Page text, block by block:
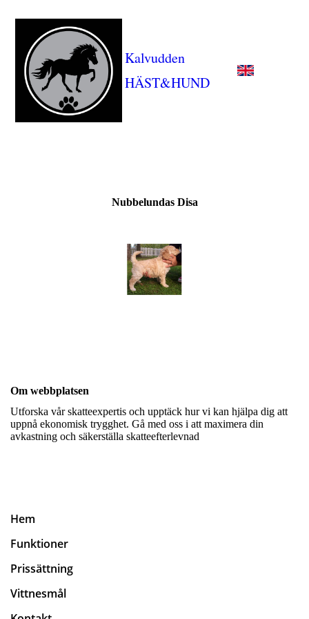
Kalvudden
HÄST&HUND
Nubbelundas Disa
Om webbplatsen
Utforska vår skatteexpertis och upptäck hur vi kan hjälpa dig att
uppnå ekonomisk trygghet. Gå med oss i att maximera din
avkastning och säkerställa skatteefterlevnad
Hem
Funktioner
Prissättning
Vittnesmål